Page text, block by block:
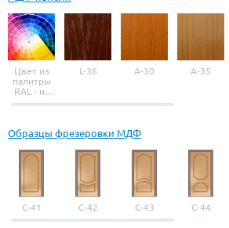
Цвет из
палитры
RAL - на
выбор
L-36 A-30 A-35
Образцы фрезеровки МДФ
С-41 С-42 С-43 С-44